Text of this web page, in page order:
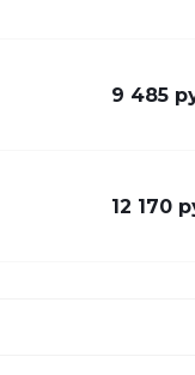
9 485
12 170